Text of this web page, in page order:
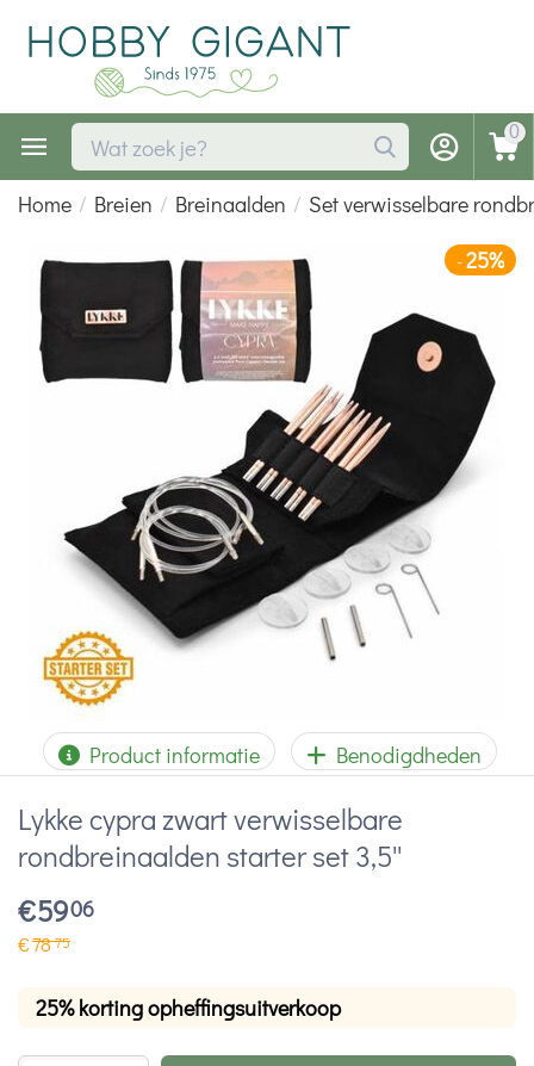
0
Home / Breien / Breinaalden / Set verwisselbare
-25%
Product informatie Benodigdheden
Lykke cypra zwart verwisselbare
rondbreinaalden starter set 3,5''
€5906
€7875
25% korting opheffingsuitverkoop